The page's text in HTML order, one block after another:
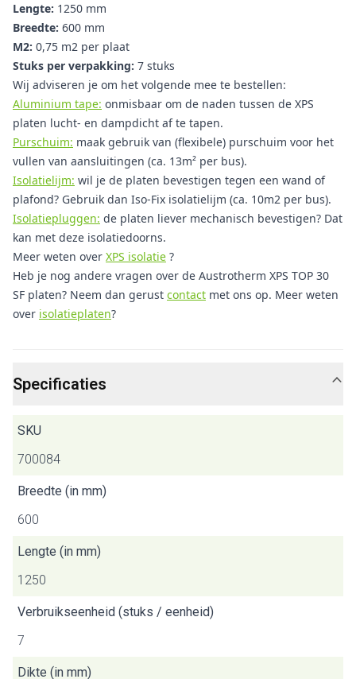
Lengte: 1250 mm
Breedte: 600 mm
M2: 0,75 m2 per plaat
Stuks per verpakking: 7 stuks
Wij adviseren je om het volgende mee te bestellen:
Aluminium tape: onmisbaar om de naden tussen de XPS
platen lucht- en dampdicht af te tapen.
Purschuim: maak gebruik van (flexibele) purschuim voor het
vullen van aansluitingen (ca. 13m² per bus).
Isolatielijm: wil je de platen bevestigen tegen een wand of
plafond? Gebruik dan Iso-Fix isolatielijm (ca. 10m2 per bus).
Isolatiepluggen: de platen liever mechanisch bevestigen? Dat
kan met deze isolatiedoorns.
Meer weten over XPS isolatie ?
Heb je nog andere vragen over de Austrotherm XPS TOP 30
SF platen? Neem dan gerust contact met ons op. Meer weten
over isolatieplaten?
Specificaties
SKU
700084
Breedte (in mm)
600
Lengte (in mm)
1250
Verbruikseenheid (stuks / eenheid)
7
Dikte (in mm)